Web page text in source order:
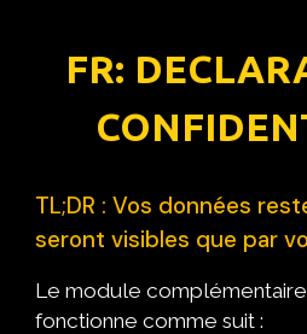
FR:
TL;DR : Vos données
seront visibles que par
Le module complémentaire
fonctionne comme suit :